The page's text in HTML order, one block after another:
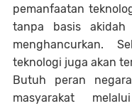
pemanfaatan
tanpa basis
menghancurkan.
teknologi juga akan
Butuh peran
masyarakat